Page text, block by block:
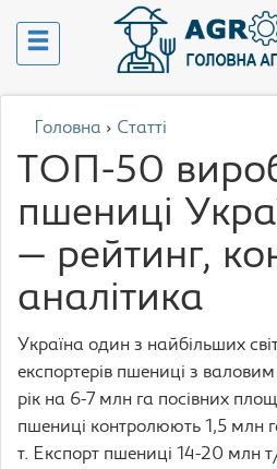
Головна › Статті
ТОП-50
пшениці
— рейтинг,
аналітика
Україна один з найбільших
експортерів пшениці з
рік на 6-7 млн га посівних
пшениці контролюють 1,5 млн
т. Експорт пшениці 14-20 млн